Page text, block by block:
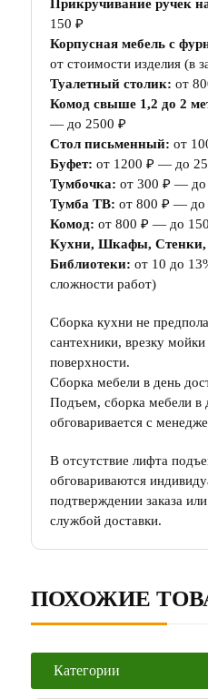
Категории
Прикручивание ручек
150 ₽
Корпусная мебель с
от стоимости изделия (в
Туалетный столик: от
Комод свыше 1,2 до 2
— до 2500 ₽
Стол письменный: от
Буфет: от 1200 ₽ — до
Тумбочка: от 300 ₽ — до
Тумба ТВ: от 800 ₽ — до
Комод: от 800 ₽ — до
Кухни, Шкафы, Стенки,
Библиотеки: от 10 до
сложности работ)
Сборка кухни не
сантехники, врезку
поверхности.
Сборка мебели в день
Подъем, сборка мебели в
обговаривается с
В отсутствие лифта
обговариваются
подтверждении заказа
службой доставки.
ПОХОЖИЕ